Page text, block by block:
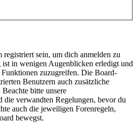
registriert sein, um dich anmelden zu
in wenigen Augenblicken erledigt und
zuzugreifen. Die Board-
Benutzern auch zusätzliche
bitte unsere
die verwandten Regelungen, bevor du
auch die jeweiligen Forenregeln,
bewegst.